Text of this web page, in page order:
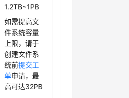
1.2TB~1PB
如需提高文
件系统容量
上限，请于
创建文件系
统前提交工
单申请，最
高可达32PB